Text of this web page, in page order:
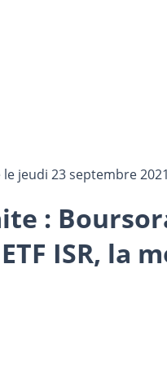
le jeudi 23 septembre 2021
:
ISR, la